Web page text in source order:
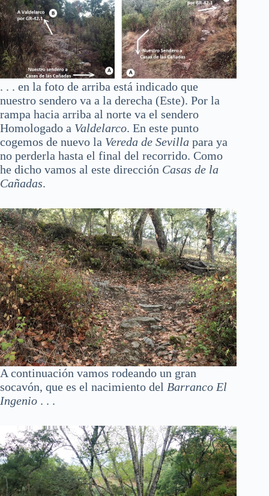
. . . en la foto de arriba está indicado que
nuestro sendero va a la derecha (Este). Por la
rampa hacia arriba al norte va el sendero
Homologado a Valdelarco. En este punto
cogemos de nuevo la Vereda de Sevilla para ya
no perderla hasta el final del recorrido. Como
he dicho vamos al este dirección Casas de la
Cañadas.
A continuación vamos rodeando un gran
socavón, que es el nacimiento del Barranco El
Ingenio . . .